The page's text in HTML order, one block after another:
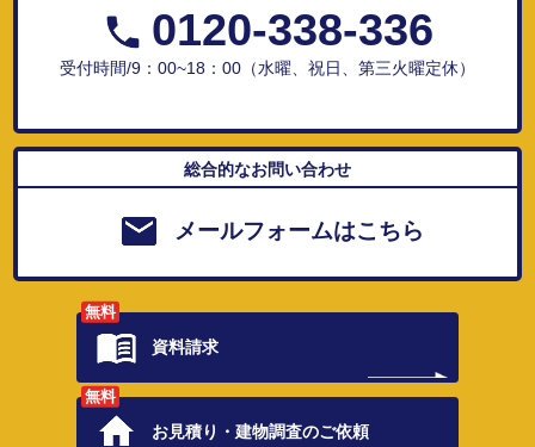
0120-338-336
受付時間/9：00~18：00（水曜、祝日、第三火曜定休）
総合的なお問い合わせ
メールフォームはこちら
無料
資料請求
無料
お見積り・建物調査のご依頼